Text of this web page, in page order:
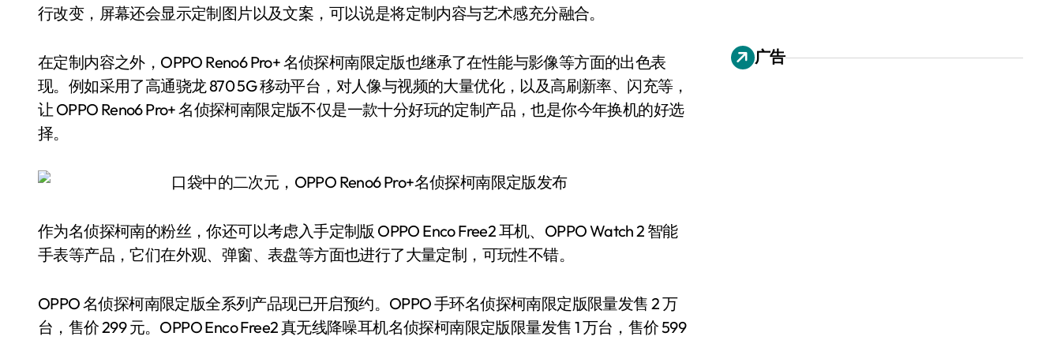
行改变，屏幕还会显示定制图片以及文案，可以说是将定制内容与艺术感充分融合。
在定制内容之外，OPPO Reno6 Pro+ 名侦探柯南限定版也继承了在性能与影像等方面的出色表
现。例如采用了高通骁龙 870 5G 移动平台，对人像与视频的大量优化，以及高刷新率、闪充等，
让 OPPO Reno6 Pro+ 名侦探柯南限定版不仅是一款十分好玩的定制产品，也是你今年换机的好选
择。
作为名侦探柯南的粉丝，你还可以考虑入手定制版 OPPO Enco Free2 耳机、OPPO Watch 2 智能
手表等产品，它们在外观、弹窗、表盘等方面也进行了大量定制，可玩性不错。
OPPO 名侦探柯南限定版全系列产品现已开启预约。OPPO 手环名侦探柯南限定版限量发售 2 万
台，售价 299 元。OPPO Enco Free2 真无线降噪耳机名侦探柯南限定版限量发售 1 万台，售价 599
广告